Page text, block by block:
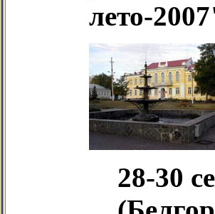
лето-
28-30